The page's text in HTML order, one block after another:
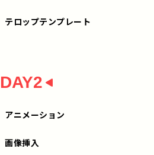
テロップテンプレート
DAY2
アニメーション
画像挿入